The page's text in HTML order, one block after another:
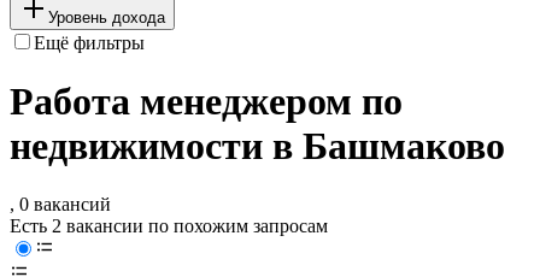
Уровень дохода
Ещё фильтры
Работа менеджером по
недвижимости в Башмаково
, 0 вакансий
Есть 2 вакансии по похожим запросам